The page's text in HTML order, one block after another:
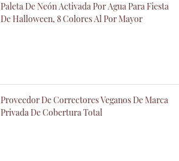
Paleta De Neón Activada Por Agua Para Fiesta
De Halloween, 8 Colores Al Por Mayor
Proveedor De Correctores Veganos De Marca
Privada De Cobertura Total